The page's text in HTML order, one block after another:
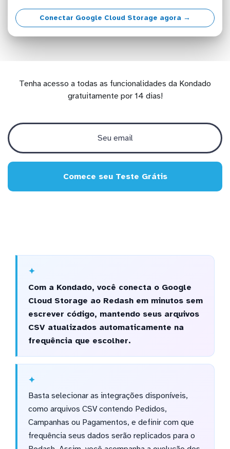
Conectar Google Cloud Storage agora →
Tenha acesso a todas as funcionalidades da Kondado
gratuitamente por 14 dias!
Comece seu Teste Grátis
Com a Kondado, você conecta o Google
Cloud Storage ao Redash em minutos sem
escrever código, mantendo seus arquivos
CSV atualizados automaticamente na
frequência que escolher.
Basta selecionar as integrações disponíveis,
como arquivos CSV contendo Pedidos,
Campanhas ou Pagamentos, e definir com que
frequência seus dados serão replicados para o